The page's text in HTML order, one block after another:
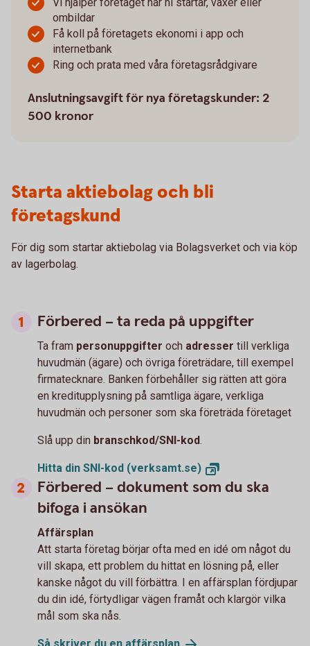
ombildar
Få koll på företagets ekonomi i app och
internetbank
Ring och prata med våra företagsrådgivare
Anslutningsavgift för nya företagskunder: 2
500 kronor
Starta aktiebolag och bli
företagskund
För dig som startar aktiebolag via Bolagsverket och via köp
av lagerbolag.
Förbered – ta reda på uppgifter
Ta fram personuppgifter och adresser till verkliga
huvudmän (ägare) och övriga företrädare, till exempel
firmatecknare. Banken förbehåller sig rätten att göra
en kreditupplysning på samtliga ägare, verkliga
huvudmän och personer som ska företräda företaget
Slå upp din branschkod/SNI-kod.
Hitta din SNI-kod (verksamt.se)
Förbered – dokument som du ska
bifoga i ansökan
Affärsplan
Att starta företag börjar ofta med en idé om något du
vill skapa, ett problem du hittat en lösning på, eller
kanske något du vill förbättra. I en affärsplan fördjupar
du din idé, förtydligar vägen framåt och klargör vilka
mål som ska nås.